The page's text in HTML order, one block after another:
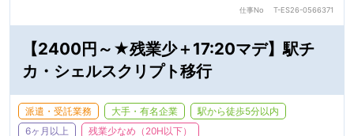
仕事No T-ES26-0566371
【2400円～★残業少＋17:20マデ】駅チ
カ・シェルスクリプト移行
派遣・受託業務 大手・有名企業
駅から徒歩5分以内
6ヶ月以上
残業少なめ（20H以下）